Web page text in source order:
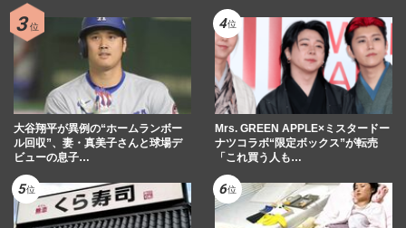
大谷翔平が異例の“ホームランボー
ル回収”、妻・真美子さんと球場デ
ビューの息子…
Mrs. GREEN APPLE×ミスタードー
ナツコラボ“限定ボックス”が転売
「これ買う人も…